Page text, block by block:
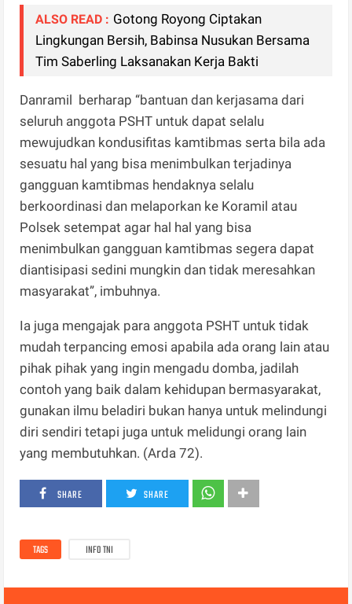
ALSO READ : Gotong Royong Ciptakan
Lingkungan Bersih, Babinsa Nusukan Bersama
Tim Saberling Laksanakan Kerja Bakti
Danramil berharap “bantuan dan kerjasama dari
seluruh anggota PSHT untuk dapat selalu
mewujudkan kondusifitas kamtibmas serta bila ada
sesuatu hal yang bisa menimbulkan terjadinya
gangguan kamtibmas hendaknya selalu
berkoordinasi dan melaporkan ke Koramil atau
Polsek setempat agar hal hal yang bisa
menimbulkan gangguan kamtibmas segera dapat
diantisipasi sedini mungkin dan tidak meresahkan
masyarakat”, imbuhnya.
Ia juga mengajak para anggota PSHT untuk tidak
mudah terpancing emosi apabila ada orang lain atau
pihak pihak yang ingin mengadu domba, jadilah
contoh yang baik dalam kehidupan bermasyarakat,
gunakan ilmu beladiri bukan hanya untuk melindungi
diri sendiri tetapi juga untuk melidungi orang lain
yang membutuhkan. (Arda 72).
SHARE SHARE
TAGS INFO TNI